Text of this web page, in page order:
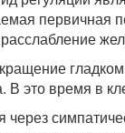
первичная
это время в